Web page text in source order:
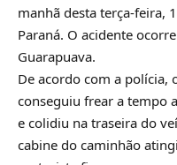
manhã desta terça-feira,
Paraná. O acidente
Guarapuava.
De acordo com a polícia,
conseguiu frear a tempo
e colidiu na traseira do
cabine do caminhão